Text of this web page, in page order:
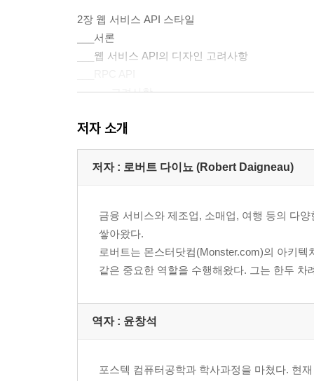
2장 웹 서비스 API 스타일
___서론
___웹 서비스 API의 디자인 고려사항
______고려사항
______고려사항
___리소스 API
______고려사항
___서론
___요청/응답
______고려사항
___요청/확인
______고려사항
______고려사항
저자 소개
저자 : 로버트 다이뇨 (Robert Daigneau)
금융 서비스와 제조업, 소매업, 여행 등의 다
쌓아왔다.
로버트는 몬스터닷컴(Monster.com)의 아키
같은 중요한 역할을 수행해왔다. 그는 한두
역자 : 윤창석
포스텍 컴퓨터공학과 학사과정을 마쳤다. 현